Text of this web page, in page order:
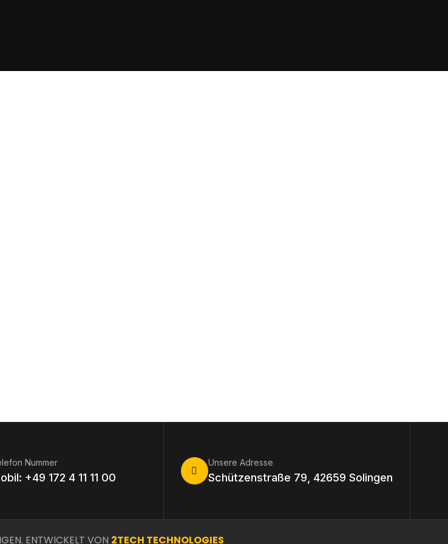
Nummer
+49 172 4 11 11 00
Unsere Adresse
Schützenstraße 79, 42659 Solingen
ENTWICKELT VON 2TECH TECHNOLOGIES